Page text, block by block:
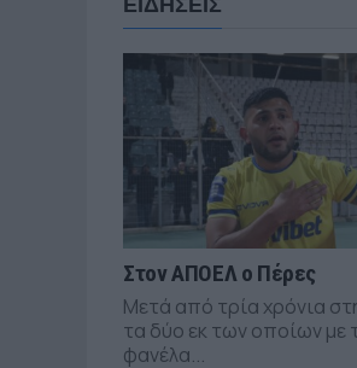
Στον ΑΠΟΕΛ ο Πέρες
Μετά από τρία χρόνια
τα δύο εκ των οποίων με
φανέλα...